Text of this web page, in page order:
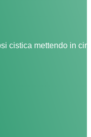
cistica mettendo in